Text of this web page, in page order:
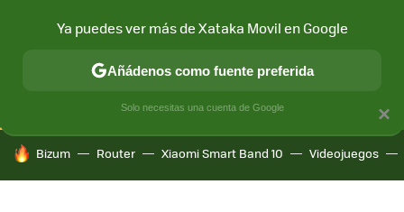
CONECTIVIDAD MÓVIL Y SOCIEDAD APLICACIONES
HOY SE HABLA DE
Bizum Router Xiaomi Smart Band 10 Videojuegos
×
Ya puedes ver más de Xataka Movil en Google
Añádenos como fuente preferida
Solo necesitas una cuenta de Google